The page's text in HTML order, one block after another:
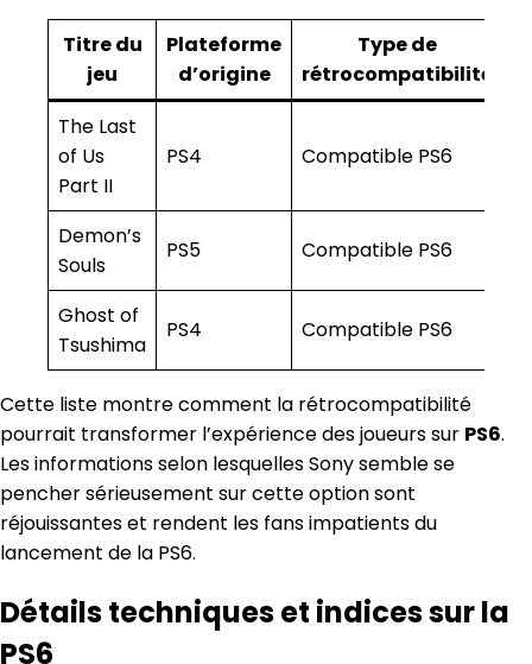
Titre du
jeu
Plateforme
d’origine
Type de
rétrocompatibilité
The Last
of Us
Part II
PS4 Compatible PS6
Demon’s
Souls
PS5 Compatible PS6
Ghost of
Tsushima
PS4 Compatible PS6
Cette liste montre comment la rétrocompatibilité
pourrait transformer l’expérience des joueurs sur PS6.
Les informations selon lesquelles Sony semble se
pencher sérieusement sur cette option sont
réjouissantes et rendent les fans impatients du
lancement de la PS6.
Détails techniques et indices sur la
PS6